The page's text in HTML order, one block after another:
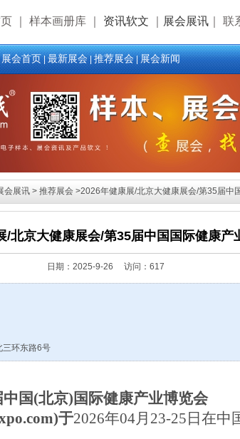
样本画册库 资讯软文 展会展讯 联
展会首页|最新展会|推荐展会|展会新闻
讯 > 推荐展会 >2026年健康展/北京大健康展会/第35届中
/北京大健康展会/第35届中国国际健康产
日期： 2025-9-26 访问：617
三环东路6号
中国(北京) 国际健康产业博览会
于2026年04月23-25日在中